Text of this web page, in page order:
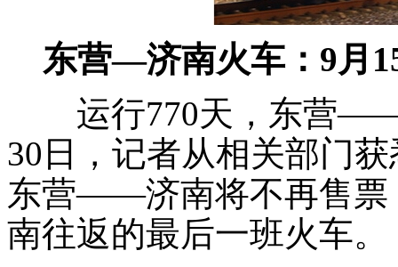
东营—济南火车：9月
运行770天，东营——
30日，记者从相关部门
东营——济南将不再售
南往返的最后一班火车。